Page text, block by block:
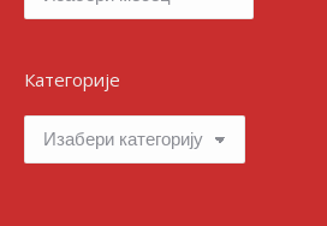
Категорије